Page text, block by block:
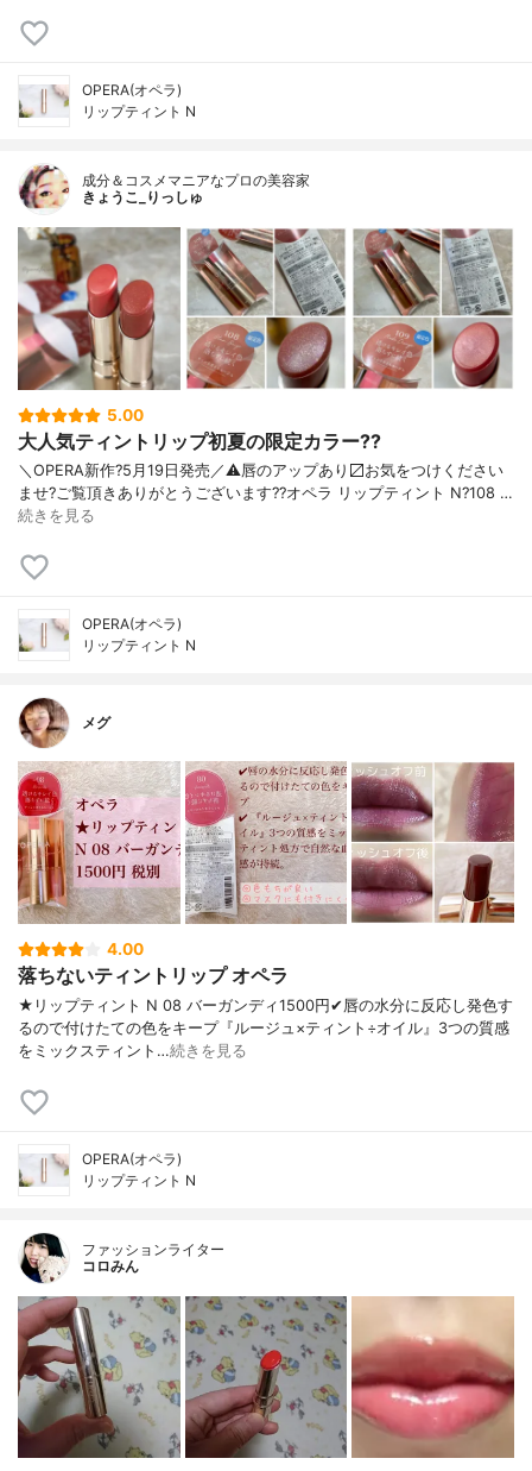
OPERA(オペラ)
リップティント N
成分＆コスメマニアなプロの美容家
きょうこ_りっしゅ
5.00
大人気ティントリップ初夏の限定カラー??
＼OPERA新作?5月19日発売／ ⚠️唇のアップあり〼 お気をつけください
ませ? ご覧頂きありがとうございます? ?オペラ リップティント N ?108 …
続きを見る
OPERA(オペラ)
リップティント N
メグ
4.00
落ちないティントリップ オペラ
★リップティント N 08 バーガンディ1500円✔︎唇の水分に反応し発色す
るので付けたての色をキープ『ルージュ×ティント÷オイル』3つの質感
をミックスティント…続きを見る
OPERA(オペラ)
リップティント N
ファッションライター
コロみん